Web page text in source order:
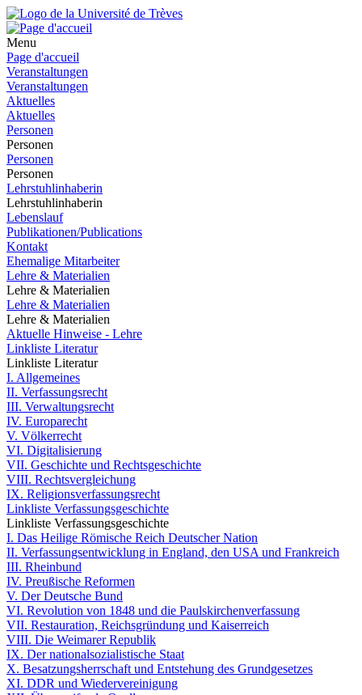
Menu
Page d'accueil
Veranstaltungen
Veranstaltungen
Aktuelles
Aktuelles
Personen
Personen
Personen
Personen
Lehrstuhlinhaberin
Lehrstuhlinhaberin
Lebenslauf
Publikationen/Publications
Kontakt
Ehemalige Mitarbeiter
Lehre & Materialien
Lehre & Materialien
Lehre & Materialien
Lehre & Materialien
Aktuelle Hinweise - Lehre
Linkliste Literatur
Linkliste Literatur
I. Allgemeines
II. Verfassungsrecht
III. Verwaltungsrecht
IV. Europarecht
V. Völkerrecht
VI. Digitalisierung
VII. Geschichte und Rechtsgeschichte
VIII. Rechtsvergleichung
IX. Religionsverfassungsrecht
Linkliste Verfassungsgeschichte
Linkliste Verfassungsgeschichte
I. Das Heilige Römische Reich Deutscher Nation
II. Verfassungsentwicklung in England, den USA und Frankreich
III. Rheinbund
IV. Preußische Reformen
V. Der Deutsche Bund
VI. Revolution von 1848 und die Paulskirchenverfassung
VII. Restauration, Reichsgründung und Kaiserreich
VIII. Die Weimarer Republik
IX. Der nationalsozialistische Staat
X. Besatzungsherrschaft und Entstehung des Grundgesetzes
XI. DDR und Wiedervereinigung